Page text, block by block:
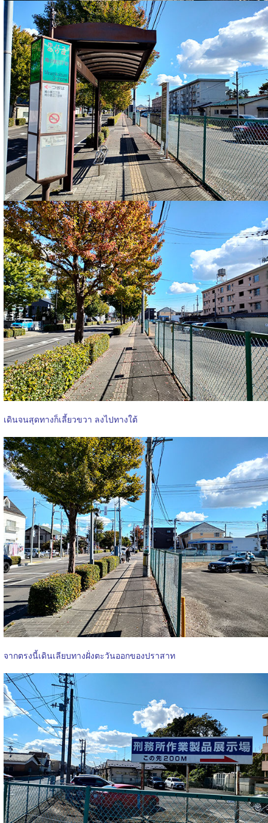
เดินจนสุดทางก็เลี้ยวขวา ลงไปทางใต้
จากตรงนี้เดินเลียบทางฝั่งตะวันออกของปราสาท